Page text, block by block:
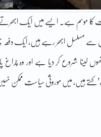
کا موسم ہے۔ ایسے میں ایک
سے مسلسل ابھر رہے ہیں، ایک دفعہ
لینا شروع کر دیا ہے اور وہ چراغ
ہیں، میں موروثی سیاست ممکن نہیں